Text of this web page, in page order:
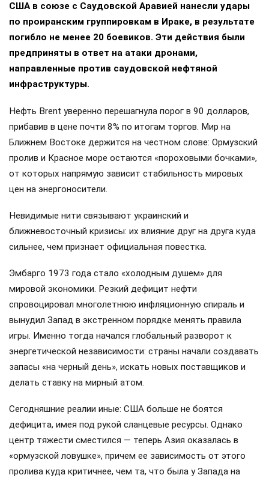
США в союзе с Саудовской Аравией нанесли удары
по проиранским группировкам в Ираке, в результате
погибло не менее 20 боевиков. Эти действия были
предприняты в ответ на атаки дронами,
направленные против саудовской нефтяной
инфраструктуры.
Нефть Brent уверенно перешагнула порог в 90 долларов,
прибавив в цене почти 8% по итогам торгов. Мир на
Ближнем Востоке держится на честном слове: Ормузский
пролив и Красное море остаются «пороховыми бочками»,
от которых напрямую зависит стабильность мировых
цен на энергоносители.
Невидимые нити связывают украинский и
ближневосточный кризисы: их влияние друг на друга куда
сильнее, чем признает официальная повестка.
Эмбарго 1973 года стало «холодным душем» для
мировой экономики. Резкий дефицит нефти
спровоцировал многолетнюю инфляционную спираль и
вынудил Запад в экстренном порядке менять правила
игры. Именно тогда начался глобальный разворот к
энергетической независимости: страны начали создавать
запасы «на черный день», искать новых поставщиков и
делать ставку на мирный атом.
Сегодняшние реалии иные: США больше не боятся
дефицита, имея под рукой сланцевые ресурсы. Однако
центр тяжести сместился — теперь Азия оказалась в
«ормузской ловушке», причем ее зависимость от этого
пролива куда критичнее, чем та, что была у Запада на